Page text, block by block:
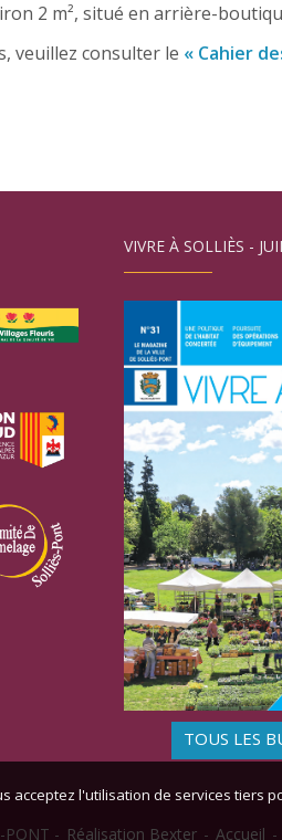
2 m², situé en arrière-
veuillez consulter le « Cahier
VIVRE À SOLLIÈS -
TOUS LES
PONT - Réalisation Bexter - Accueil -
acceptez l'utilisation de services tiers